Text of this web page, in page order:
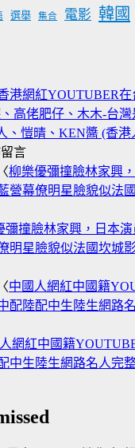
選舉 集合 電影 韓國
港網紅YOUTUBER
高佬肥仔、木木-台灣
、愷晴、KEN醬 (香
言
柳樂優彌撞臉林家興
營幕僚明星臉貌似法
彌撞臉林家興，日本
明星臉貌似法國坎城
中國人網紅中國籍
配陸配中生陸生網路
網紅中國籍
中生陸生網路名人完整